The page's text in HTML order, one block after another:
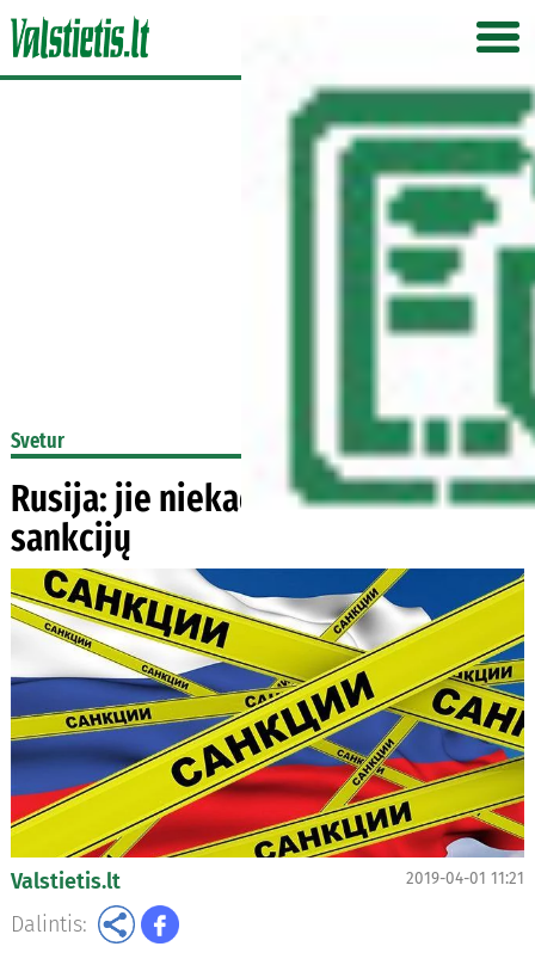
Svetur
Rusija: jie niekada neatšauks
sankcijų
Valstietis.lt 2019-04-01 11:21
Dalintis: